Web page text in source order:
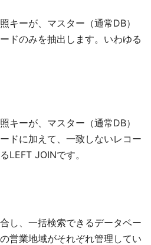
キーが、マスター（通常DB）
ドのみを抽出します。いわゆる
キーが、マスター（通常DB）
ドに加えて、一致しないレコー
LEFT JOINです。
し、一括検索できるデータベー
営業地域がそれぞれ管理してい